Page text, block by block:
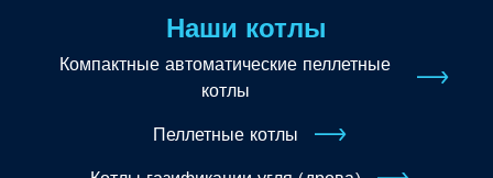
Наши котлы
Компактные автоматические пеллетные
котлы
Пеллетные котлы